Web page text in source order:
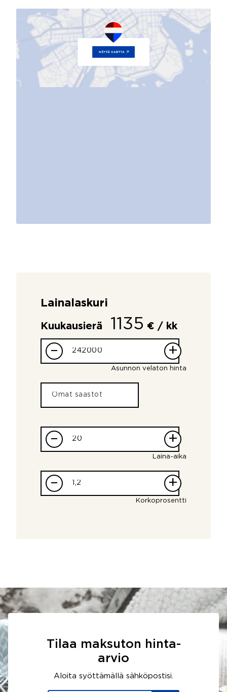
Lainalaskuri
Kuukausierä 1135 € / kk
– +
Asunnon velaton hinta
– +
Laina-aika
– +
Korkoprosentti
Tilaa maksuton hinta-
arvio
Aloita syöttämällä sähköpostisi.